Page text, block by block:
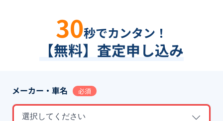
30秒でカンタン！
【無料】査定申し込み
メーカー・車名 必須
選択してください